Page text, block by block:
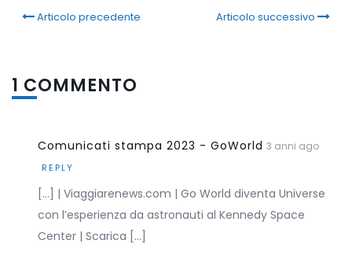
Articolo precedente Articolo successivo
1 COMMENTO
Comunicati stampa 2023 - GoWorld 3 anni ago
REPLY
[…] | Viaggiarenews.com | Go World diventa Universe
con l’esperienza da astronauti al Kennedy Space
Center | Scarica […]